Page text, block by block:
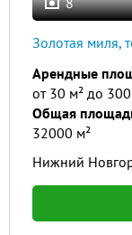
Золотая миля,
Арендные
от 30 м² до
Общая
32000 м²
Нижний